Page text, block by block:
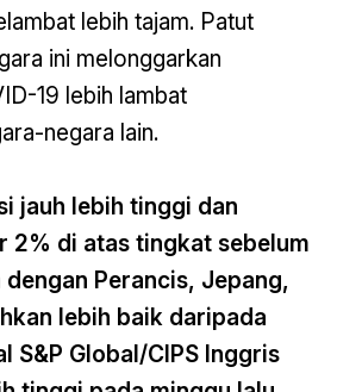
lebih tajam. Patut
ini melonggarkan
19 lebih lambat
negara lain.
jauh lebih tinggi dan
2% di atas tingkat sebelum
Perancis, Jepang,
lebih baik daripada
S&P Global/CIPS Inggris